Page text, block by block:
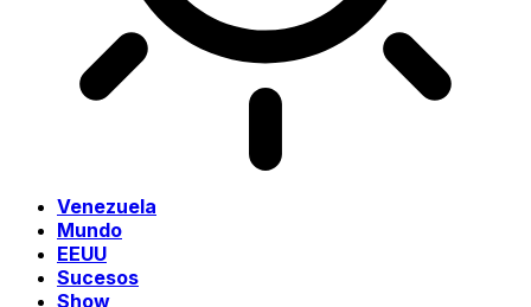
Venezuela
Mundo
EEUU
Sucesos
Show